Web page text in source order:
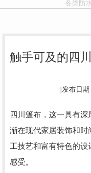
各类防
触手可及的四
[发布日
四川篷布，这一具有
渐在现代家居装饰和
工技艺和富有特色的
感受。